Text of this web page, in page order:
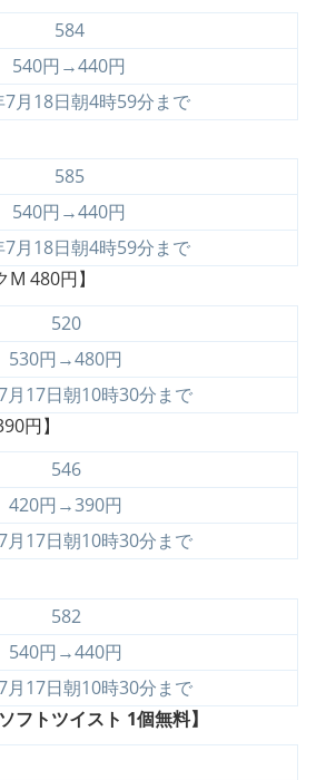
584
540円→440円
7月18日朝4時59分まで
585
540円→440円
7月18日朝4時59分まで
480円】
520
530円→480円
月17日朝10時30分まで
円】
546
420円→390円
月17日朝10時30分まで
582
540円→440円
月17日朝10時30分まで
フトツイスト 1個無料】